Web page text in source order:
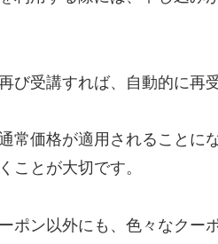
び受講すれば、自動的に再
常価格が適用されることに
ことが大切です。
ポン以外にも、色々なクー